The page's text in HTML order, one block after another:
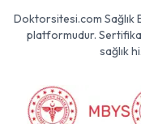
Doktorsitesi.com Sağlık
platformudur.
sağlık